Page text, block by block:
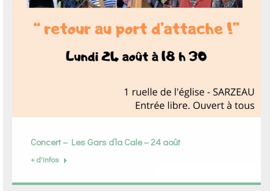
Concert – Les Gars d’la Cale – 24 août
+ d'infos